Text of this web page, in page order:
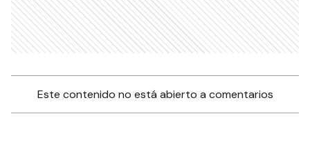
Este contenido no está abierto a comentarios